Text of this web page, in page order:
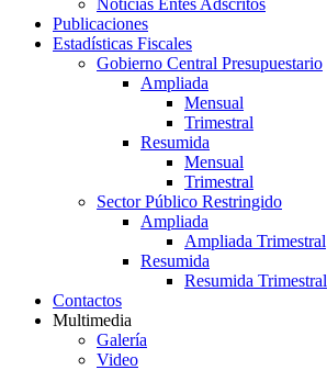
Noticias Entes Adscritos
Publicaciones
Estadísticas Fiscales
Gobierno Central Presupuestario
Ampliada
Mensual
Trimestral
Resumida
Mensual
Trimestral
Sector Público Restringido
Ampliada
Ampliada Trimestral
Resumida
Resumida Trimestral
Contactos
Multimedia
Galería
Video